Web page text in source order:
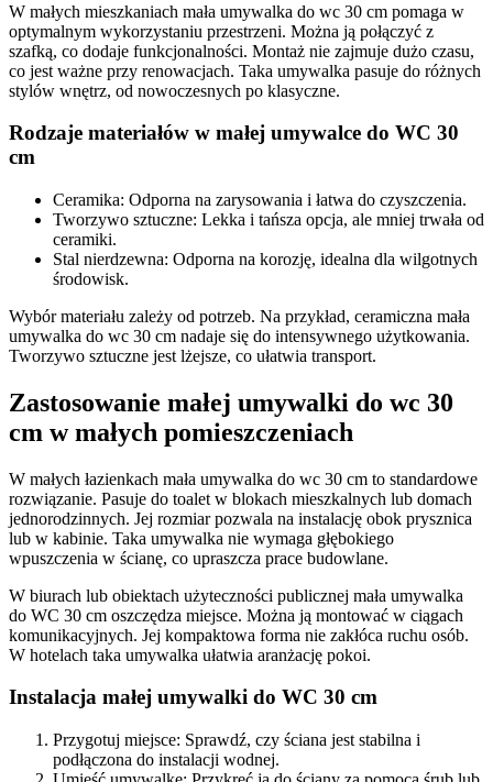
W małych mieszkaniach mała umywalka do wc 30 cm pomaga w
optymalnym wykorzystaniu przestrzeni. Można ją połączyć z
szafką, co dodaje funkcjonalności. Montaż nie zajmuje dużo czasu,
co jest ważne przy renowacjach. Taka umywalka pasuje do różnych
stylów wnętrz, od nowoczesnych po klasyczne.
Rodzaje materiałów w małej umywalce do WC 30
cm
Ceramika: Odporna na zarysowania i łatwa do czyszczenia.
Tworzywo sztuczne: Lekka i tańsza opcja, ale mniej trwała od
ceramiki.
Stal nierdzewna: Odporna na korozję, idealna dla wilgotnych
środowisk.
Wybór materiału zależy od potrzeb. Na przykład, ceramiczna mała
umywalka do wc 30 cm nadaje się do intensywnego użytkowania.
Tworzywo sztuczne jest lżejsze, co ułatwia transport.
Zastosowanie małej umywalki do wc 30
cm w małych pomieszczeniach
W małych łazienkach mała umywalka do wc 30 cm to standardowe
rozwiązanie. Pasuje do toalet w blokach mieszkalnych lub domach
jednorodzinnych. Jej rozmiar pozwala na instalację obok prysznica
lub w kabinie. Taka umywalka nie wymaga głębokiego
wpuszczenia w ścianę, co upraszcza prace budowlane.
W biurach lub obiektach użyteczności publicznej mała umywalka
do WC 30 cm oszczędza miejsce. Można ją montować w ciągach
komunikacyjnych. Jej kompaktowa forma nie zakłóca ruchu osób.
W hotelach taka umywalka ułatwia aranżację pokoi.
Instalacja małej umywalki do WC 30 cm
Przygotuj miejsce: Sprawdź, czy ściana jest stabilna i
podłączona do instalacji wodnej.